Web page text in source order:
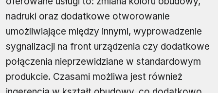
nadruki oraz dodatkowe otworowanie
umożliwiające między innymi, wyprowadzenie
sygnalizacji na front urządzenia czy dodatkowe
połączenia nieprzewidziane w standardowym
produkcie. Czasami możliwa jest również